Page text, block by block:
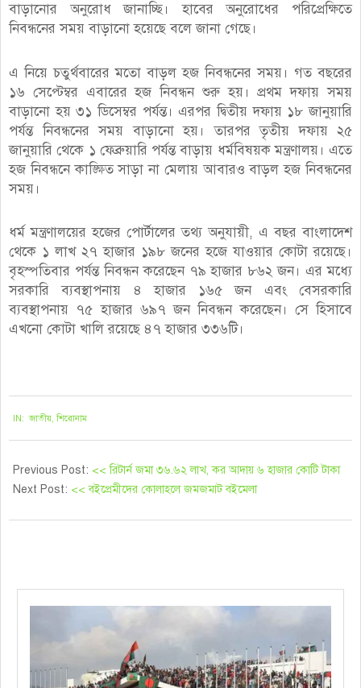
বাড়ানোর অনুরোধ জানাচ্ছি। হাবের অনুরোধের পরিপ্রেক্ষিতে
নিবন্ধনের সময় বাড়ানো হয়েছে বলে জানা গেছে।
এ নিয়ে চতুর্থবারের মতো বাড়ল হজ নিবন্ধনের সময়। গত বছরের
১৬ সেপ্টেম্বর এবারের হজ নিবন্ধন শুরু হয়। প্রথম দফায় সময়
বাড়ানো হয় ৩১ ডিসেম্বর পর্যন্ত। এরপর দ্বিতীয় দফায় ১৮ জানুয়ারি
পর্যন্ত নিবন্ধনের সময় বাড়ানো হয়। তারপর তৃতীয় দফায় ২৫
জানুয়ারি থেকে ১ ফেব্রুয়ারি পর্যন্ত বাড়ায় ধর্মবিষয়ক মন্ত্রণালয়। এতে
হজ নিবন্ধনে কাঙ্ক্ষিত সাড়া না মেলায় আবারও বাড়ল হজ নিবন্ধনের
সময়।
ধর্ম মন্ত্রণালয়ের হজের পোর্টালের তথ্য অনুযায়ী, এ বছর বাংলাদেশ
থেকে ১ লাখ ২৭ হাজার ১৯৮ জনের হজে যাওয়ার কোটা রয়েছে।
বৃহস্পতিবার পর্যন্ত নিবন্ধন করেছেন ৭৯ হাজার ৮৬২ জন। এর মধ্যে
সরকারি ব্যবস্থাপনায় ৪ হাজার ১৬৫ জন এবং বেসরকারি
ব্যবস্থাপনায় ৭৫ হাজার ৬৯৭ জন নিবন্ধন করেছেন। সে হিসাবে
এখনো কোটা খালি রয়েছে ৪৭ হাজার ৩৩৬টি।
IN: জাতীয়,শিরোনাম
Previous Post: << রিটার্ন জমা ৩৬.৬২ লাখ, কর আদায় ৬ হাজার কোটি টাকা
Next Post: << বইপ্রেমীদের কোলাহলে জমজমাট বইমেলা